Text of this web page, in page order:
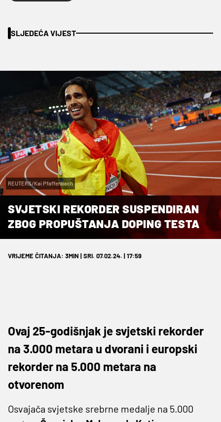
SLJEDEĆA VIJEST
REUTERS/Kai Pfaffenbach
SVJETSKI REKORDER SUSPENDIRAN
ZBOG PROPUŠTANJA DOPING TESTA
VRIJEME ČITANJA: 3MIN | SRI. 07.02.24. | 17:59
Ovaj 25-godišnjak je svjetski rekorder
na 3.000 metara u dvorani i europski
rekorder na 5.000 metara na
otvorenom
Osvajača svjetske srebrne medalje na 5.000